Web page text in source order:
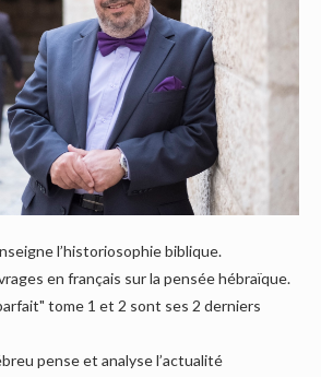
l’historiosophie biblique.
en français sur la pensée hébraïque.
tome 1 et 2 sont ses 2 derniers
pense et analyse l’actualité